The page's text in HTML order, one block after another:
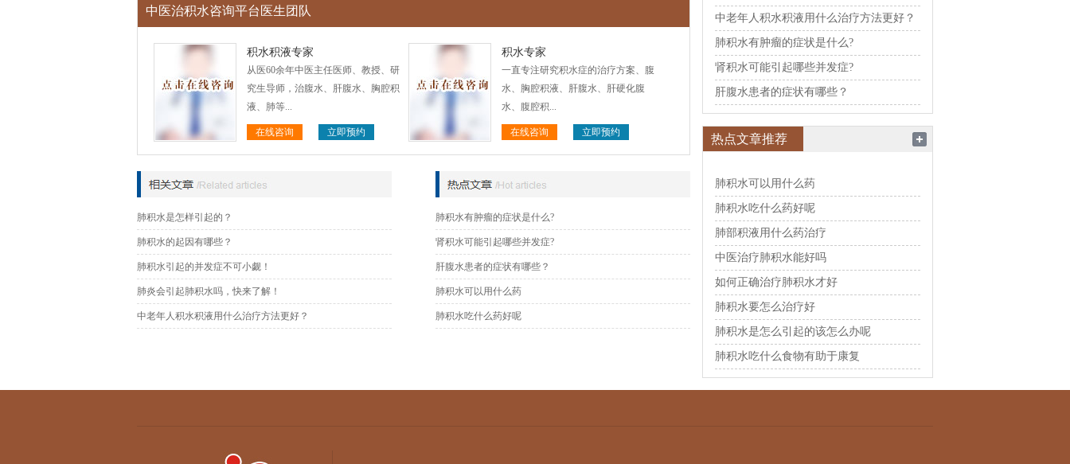
中医治积水咨询平台医生团队
积水积液专家
从医60余年中医主任医师、教授、研
究生导师，治腹水、肝腹水、胸腔积
液、肺等...
在线咨询 立即预约
积水专家
一直专注研究积水症的治疗方案、腹
水、胸腔积液、肝腹水、肝硬化腹
水、腹腔积...
在线咨询 立即预约
肺积水是怎样引起的？
肺积水的起因有哪些？
肺积水引起的并发症不可小觑！
肺炎会引起肺积水吗，快来了解！
中老年人积水积液用什么治疗方法更好？
肺积水有肿瘤的症状是什么?
肾积水可能引起哪些并发症?
肝腹水患者的症状有哪些？
肺积水可以用什么药
肺积水吃什么药好呢
中老年人积水积液用什么治疗方法更好？
肺积水有肿瘤的症状是什么?
肾积水可能引起哪些并发症?
肝腹水患者的症状有哪些？
热点文章推荐
肺积水可以用什么药
肺积水吃什么药好呢
肺部积液用什么药治疗
中医治疗肺积水能好吗
如何正确治疗肺积水才好
肺积水要怎么治疗好
肺积水是怎么引起的该怎么办呢
肺积水吃什么食物有助于康复